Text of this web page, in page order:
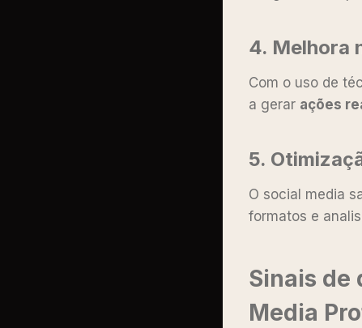
4. Melhora
Com o uso de
a gerar ações
5.
O social media
formatos e
Sinais de
Media